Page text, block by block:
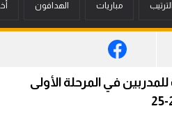
الترتيب مباريات الهدافون
للمدربين في المرحلة الأولى